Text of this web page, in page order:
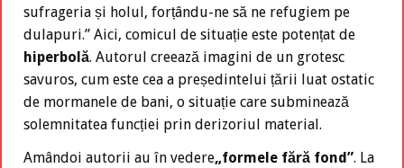
sufrageria și holul, forțându-ne să ne refugiem pe
dulapuri.” Aici, comicul de situație este potențat de
hiperbolă. Autorul creează imagini de un grotesc
savuros, cum este cea a președintelui țării luat ostatic
de mormanele de bani, o situație care subminează
solemnitatea funcției prin derizoriul material.
Amândoi autorii au în vedere„formele fără fond”. La